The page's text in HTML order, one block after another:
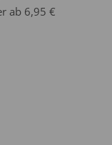
ab 6,95 €